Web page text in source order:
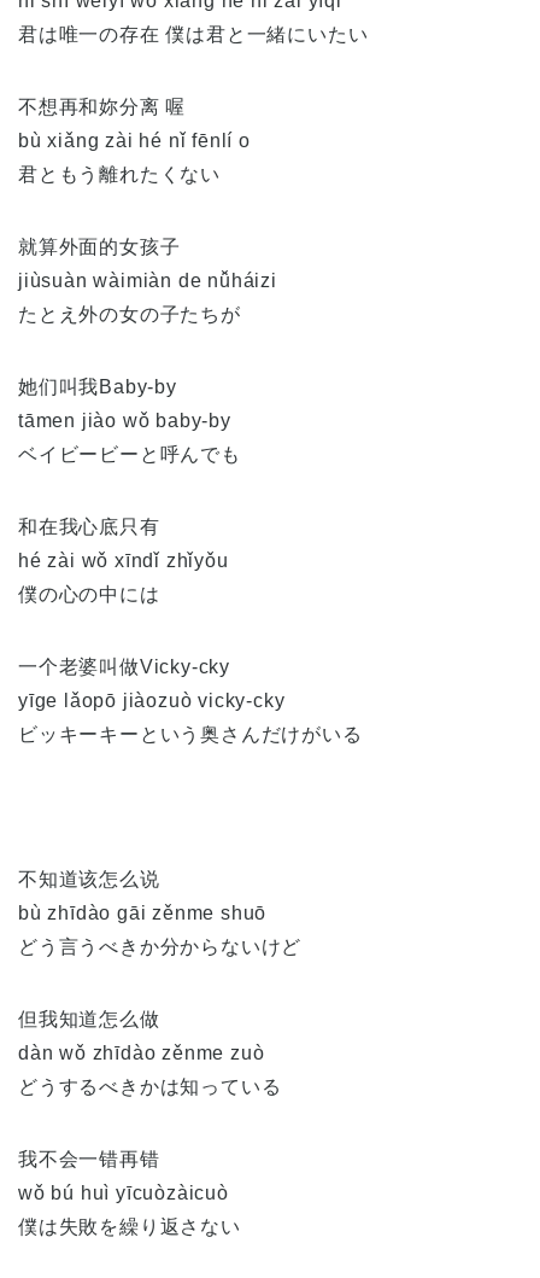
君は唯一の存在 僕は君と一緒にいたい
不想再和妳分离 喔
bù xiǎng zài hé nǐ fēnlí o
君ともう離れたくない
就算外面的女孩子
jiùsuàn wàimiàn de nǚháizi
たとえ外の女の子たちが
她们叫我Baby-by
tāmen jiào wǒ baby-by
ベイビービーと呼んでも
和在我心底只有
hé zài wǒ xīndǐ zhǐyǒu
僕の心の中には
一个老婆叫做Vicky-cky
yīge lǎopō jiàozuò vicky-cky
ビッキーキーという奥さんだけがいる
不知道该怎么说
bù zhīdào gāi zěnme shuō
どう言うべきか分からないけど
但我知道怎么做
dàn wǒ zhīdào zěnme zuò
どうするべきかは知っている
我不会一错再错
wǒ bú huì yīcuòzàicuò
僕は失敗を繰り返さない